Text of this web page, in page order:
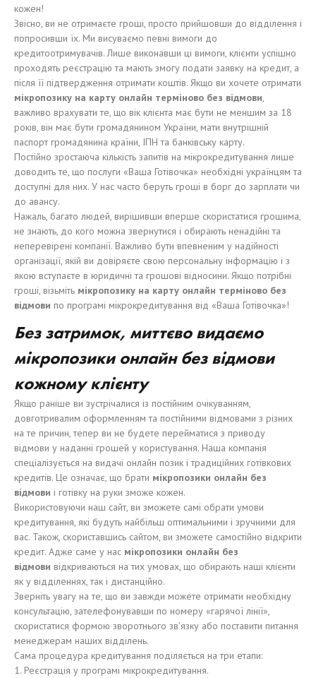
кожен!
Звісно, ви не отримаєте гроші, просто прийшовши до відділення і
попросивши їх. Ми висуваємо певні вимоги до
кредитоотримувачів. Лише виконавши ці вимоги, клієнти успішно
проходять реєстрацію та мають змогу подати заявку на кредит, а
після її підтвердження отримати коштів. Якщо ви хочете отримати
мікропозику на карту онлайн терміново без відмови,
важливо врахувати те, що вік клієнта має бути не меншим за 18
років, він має бути громадянином України, мати внутрішній
паспорт громадянина країни, ІПН та банківську карту.
Постійно зростаюча кількість запитів на мікрокредитування лише
доводить те, що послуги «Ваша Готівочка» необхідні українцям та
доступні для них. У нас часто беруть гроші в борг до зарплати чи
до авансу.
Нажаль, багато людей, вирішивши вперше скористатися грошима,
не знають, до кого можна звернутися і обирають ненадійні та
неперевірені компанії. Важливо бути впевненим у надійності
організації, якій ви довіряєте свою персональну інформацію і з
якою вступаєте в юридичні та грошові відносини. Якщо потрібні
гроші, візьміть мікропозику на карту онлайн терміново без
відмови по програмі мікрокредитування від «Ваша Готівочка»!
Без затримок, миттєво видаємо
мікропозики онлайн без відмови
кожному клієнту
Якщо раніше ви зустрічалися із постійним очікуванням,
довготривалим оформленням та постійними відмовами з різних
на те причин, тепер ви не будете перейматися з приводу
відмови у наданні грошей у користування. Наша компанія
спеціалізується на видачі онлайн позик і традиційних готівкових
кредитів. Це означає, що брати мікропозики онлайн без
відмови і готівку на руки зможе кожен.
Використовуючи наш сайт, ви зможете самі обрати умови
кредитування, які будуть найбільш оптимальними і зручними для
вас. Також, скориставшись сайтом, ви зможете самостійно відкрити
кредит. Адже саме у нас мікропозики онлайн без
відмови відкриваються на тих умовах, що обирають наші клієнти
як у відділеннях, так і дистанційно.
Зверніть увагу на те, що ви завжди можете отримати необхідну
консультацію, зателефонувавши по номеру «гарячої лінії»,
скористатися формою зворотнього зв’язку або поставити питання
менеджерам наших відділень.
Сама процедура кредитування поділяється на три етапи:
1. Реєстрація у програмі мікрокредитування.